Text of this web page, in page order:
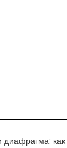
диафрагма: как